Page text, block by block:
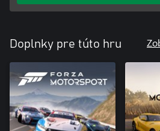
Doplnky pre túto hru